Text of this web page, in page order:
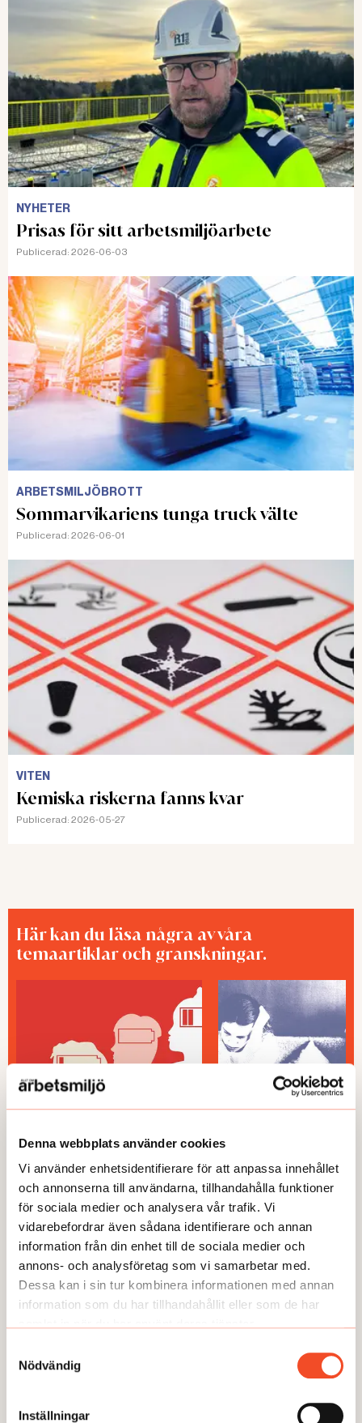
Denna webbplats använder cookies
Vi använder enhetsidentifierare för att anpassa innehållet
och annonserna till användarna, tillhandahålla funktioner
för sociala medier och analysera vår trafik. Vi
vidarebefordrar även sådana identifierare och annan
information från din enhet till de sociala medier och
annons- och analysföretag som vi samarbetar med.
Dessa kan i sin tur kombinera informationen med annan
information som du har tillhandahållit eller som de har
Nödvändig
Inställningar
NYHETER
Prisas för sitt arbetsmiljöarbete
Publicerad: 2026-06-03
ARBETSMILJÖBROTT
Sommarvikariens tunga truck välte
Publicerad: 2026-06-01
VITEN
Kemiska riskerna fanns kvar
Publicerad: 2026-05-27
Här kan du läsa några av våra
temaartiklar och granskningar.
TEMA
Utmattningssyndrom –
F43.8A – försvinner
TEMA
TEMA Konstant